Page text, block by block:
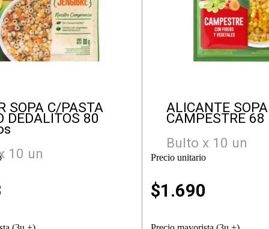
SOPA C/PASTA
DEDALITOS 80
10 un
ALICANTE
CAMPESTRE
Bulto x 10 un
Precio unitario
$1.690